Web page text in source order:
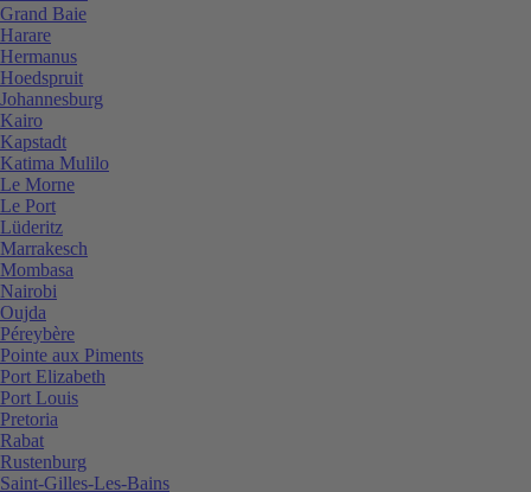
Grand Baie
Harare
Hermanus
Hoedspruit
Johannesburg
Kairo
Kapstadt
Katima Mulilo
Le Morne
Le Port
Lüderitz
Marrakesch
Mombasa
Nairobi
Oujda
Péreybère
Pointe aux Piments
Port Elizabeth
Port Louis
Pretoria
Rabat
Rustenburg
Saint-Gilles-Les-Bains